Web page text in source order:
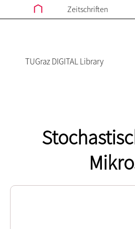
Zeitschriften
TUGraz DIGITAL Library